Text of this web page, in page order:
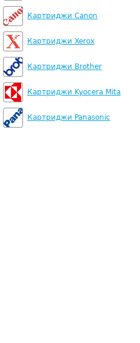
Картриджи Canon
Картриджи Xerox
Картриджи Brother
Картриджи Kyocera Mita
Картриджи Panasonic